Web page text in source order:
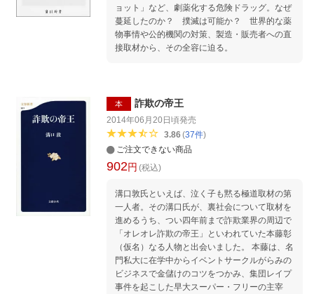
ョット」など、劇薬化する危険ドラッグ。なぜ
蔓延したのか？ 撲滅は可能か？ 世界的な薬
物事情や公的機関の対策、製造・販売者への直
接取材から、その全容に迫る。
本 詐欺の帝王
2014年06月20日頃発売
3.86 (37件)
ご注文できない商品
902円 (税込)
溝口敦氏といえば、泣く子も黙る極道取材の第
一人者。その溝口氏が、裏社会について取材を
進めるうち、つい四年前まで詐欺業界の周辺で
「オレオレ詐欺の帝王」といわれていた本藤彰
（仮名）なる人物と出会いました。 本藤は、名
門私大に在学中からイベントサークルがらみの
ビジネスで金儲けのコツをつかみ、集団レイプ
事件を起こした早大スーパー・フリーの主宰